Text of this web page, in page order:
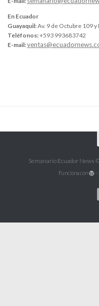
En Ecuador
Guayaquil:Av. 9 de Octubre 109
Teléfonos:+593 993683742
E-mail:
Semanario Ecuador News
Funciona con -